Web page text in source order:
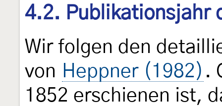
4.2. Publikationsjahr
Wir folgen den
von Heppner (1982) .
1852 erschienen ist,